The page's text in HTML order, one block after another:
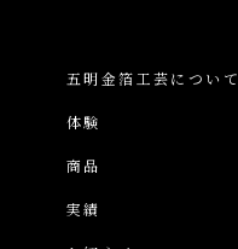
五明金箔工芸について
体験
商品
実績